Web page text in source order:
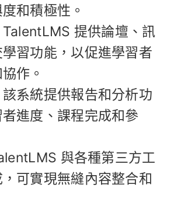
和積極性。
提供論壇、訊
習功能，以促進學習者
作。
系統提供報告和分析功
進度、課程完成和參
與各種第三方工
可實現無縫內容整合和